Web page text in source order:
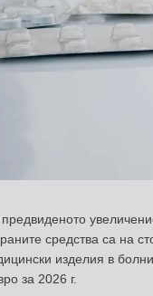
средства са на
изделия в
за 2026 г.